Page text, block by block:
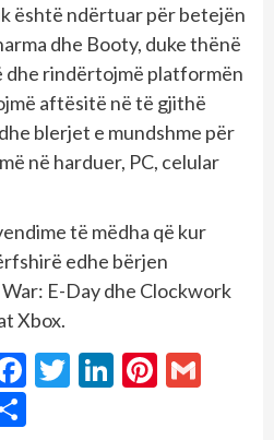
është ndërtuar për betejën
dhe Booty, duke thënë
dhe rindërtojmë platformën
aftësitë në të gjithë
blerjet e mundshme për
në harduer, PC, celular
të mëdha që kur
edhe bërjen
E-Day dhe Clockwork
Xbox.
Facebook
Twitter
LinkedIn